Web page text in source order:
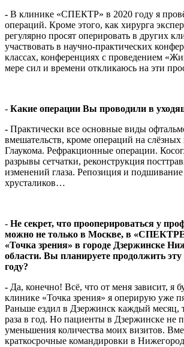
- В клинике «СПЕКТР» в 2020 году я
операций. Кроме этого, как хирурга
регулярно просят оперировать в других
участвовать в научно-практических
классах, конференциях с проведением
мере сил и времени откликаюсь на эти
- Какие операции Вы проводили в
- Практически все основные виды
вмешательств, кроме операций на слёзных
Глаукома. Рефракционные операции.
разрывы сетчатки, реконструкция
изменений глаза. Репозиция и
хрусталиков…
- Не секрет, что прооперироваться у
можно не только в Москве, в
«Точка зрения» в городе Дзержинске
области. Вы планируете продолжить эту
году?
- Да, конечно! Всё, что от меня зависит, я
клинике «Точка зрения» я оперирую уже
Раньше ездил в Дзержинск каждый месяц,
раза в год. Но пациенты в Дзержинске не
уменьшения количества моих визитов.
краткосрочные командировки в